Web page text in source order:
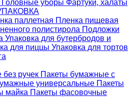
Головные уборы Фартуки, халаты
паллетная Пленка пищевая
полистирола Подложки
Упаковка для бутербродов и
для пиццы Упаковка для тортов
ручек Пакеты бумажные с
универсальные Пакеты
майка Пакеты фасовочные